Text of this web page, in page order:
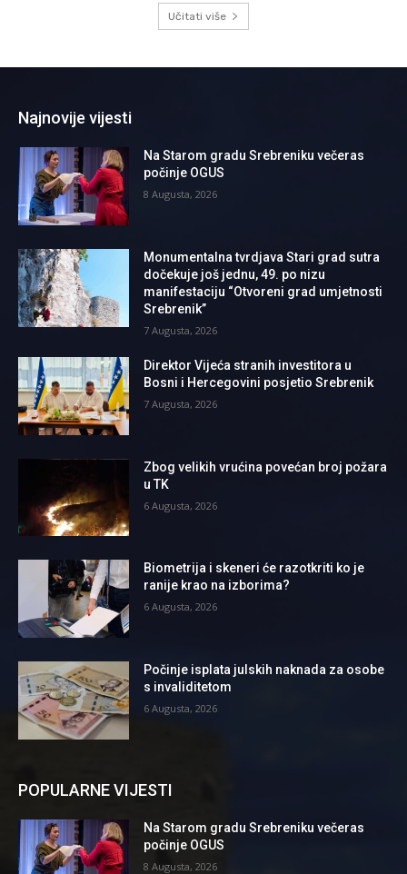
Učitati više
Najnovije vijesti
Na Starom gradu Srebreniku večeras
počinje OGUS
8 Augusta, 2026
Monumentalna tvrdjava Stari grad sutra
dočekuje još jednu, 49. po nizu
manifestaciju “Otvoreni grad umjetnosti
Srebrenik”
7 Augusta, 2026
Direktor Vijeća stranih investitora u
Bosni i Hercegovini posjetio Srebrenik
7 Augusta, 2026
Zbog velikih vrućina povećan broj požara
u TK
6 Augusta, 2026
Biometrija i skeneri će razotkriti ko je
ranije krao na izborima?
6 Augusta, 2026
Počinje isplata julskih naknada za osobe
s invaliditetom
6 Augusta, 2026
POPULARNE VIJESTI
Na Starom gradu Srebreniku večeras
počinje OGUS
8 Augusta, 2026